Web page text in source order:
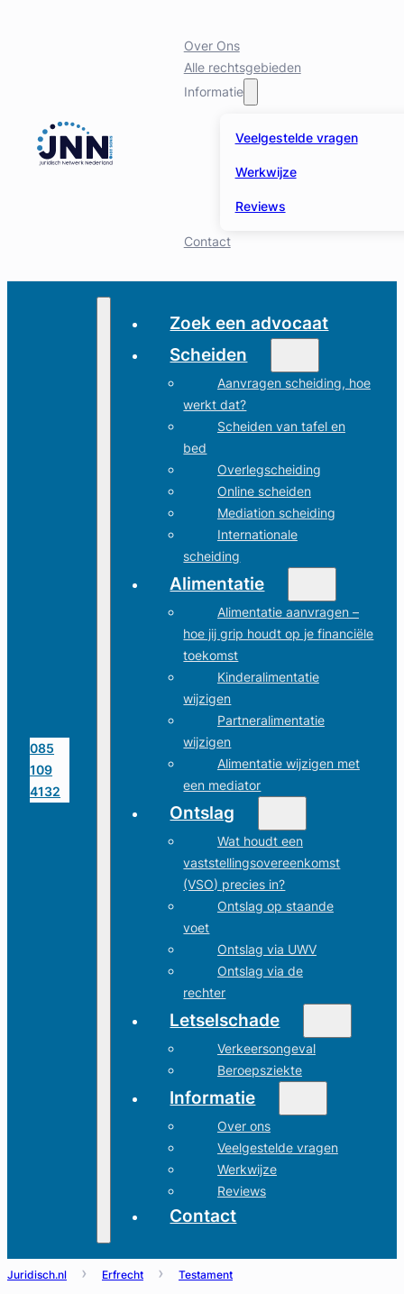
Over Ons
Alle rechtsgebieden
Informatie
Veelgestelde vragen
Werkwijze
Reviews
Contact
085
109
4132
Zoek een advocaat
Scheiden
Aanvragen scheiding, hoe
werkt dat?
Scheiden van tafel en
bed
Overlegscheiding
Online scheiden
Mediation scheiding
Internationale
scheiding
Alimentatie
Alimentatie aanvragen –
hoe jij grip houdt op je financiële
toekomst
Kinderalimentatie
wijzigen
Partneralimentatie
wijzigen
Alimentatie wijzigen met
een mediator
Ontslag
Wat houdt een
vaststellingsovereenkomst
(VSO) precies in?
Ontslag op staande
voet
Ontslag via UWV
Ontslag via de
rechter
Letselschade
Verkeersongeval
Beroepsziekte
Informatie
Over ons
Veelgestelde vragen
Werkwijze
Reviews
Contact
Juridisch.nl Erfrecht Testament